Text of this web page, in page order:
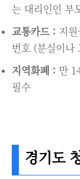
는 대리인인 부
교통카드 : 지
번호 (분실이나
지역화폐 : 만
필수
경기도